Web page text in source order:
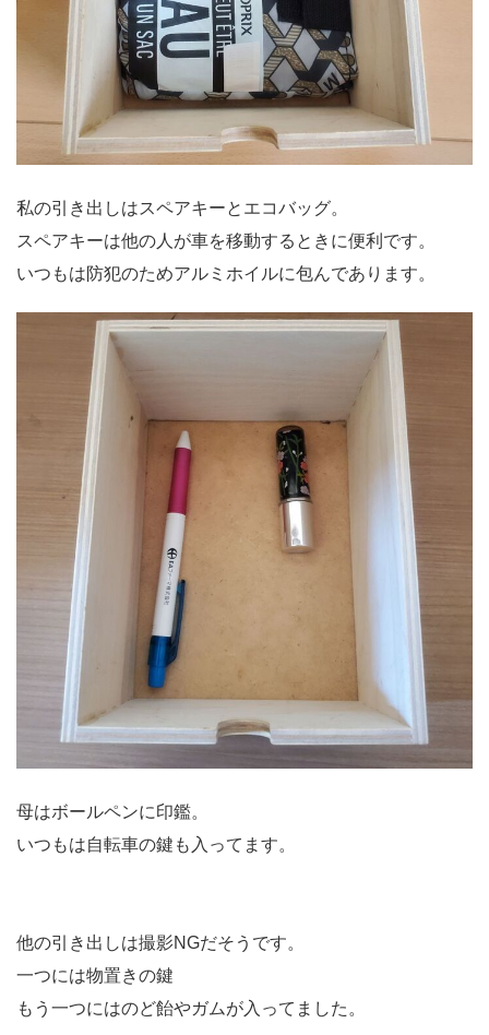
私の引き出しはスペアキーとエコバッグ。
スペアキーは他の人が車を移動するときに便利です。
いつもは防犯のためアルミホイルに包んであります。
母はボールペンに印鑑。
いつもは自転車の鍵も入ってます。
他の引き出しは撮影NGだそうです。
一つには物置きの鍵
もう一つにはのど飴やガムが入ってました。